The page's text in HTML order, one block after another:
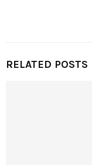
RELATED POSTS